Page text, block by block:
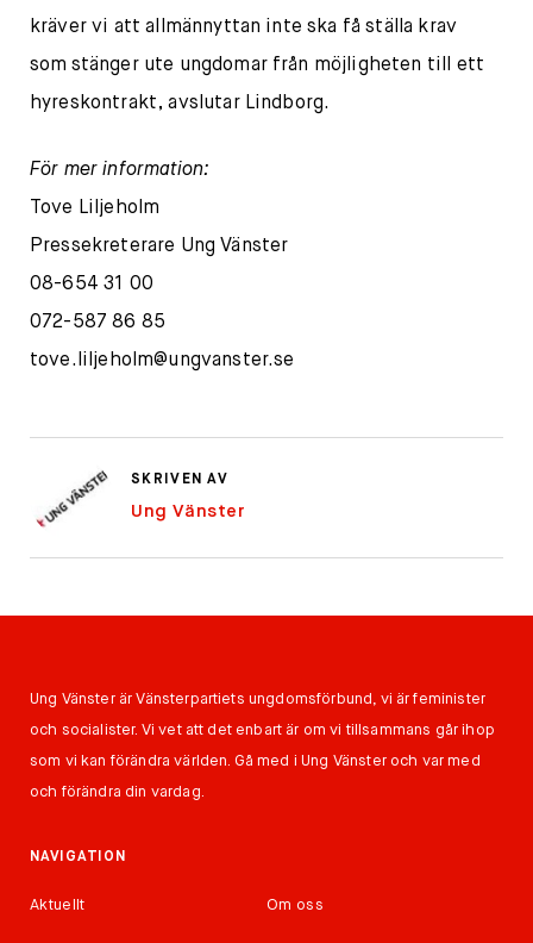
kräver vi att allmännyttan inte ska få ställa krav
som stänger ute ungdomar från möjligheten till ett
hyreskontrakt, avslutar Lindborg.
För mer information:
Tove Liljeholm
Pressekreterare Ung Vänster
08-654 31 00
072-587 86 85
tove.liljeholm@ungvanster.se
SKRIVEN AV
Ung Vänster
Ung Vänster är Vänsterpartiets ungdomsförbund, vi är feminister
och socialister. Vi vet att det enbart är om vi tillsammans går ihop
som vi kan förändra världen. Gå med i Ung Vänster och var med
och förändra din vardag.
NAVIGATION
Aktuellt Om oss